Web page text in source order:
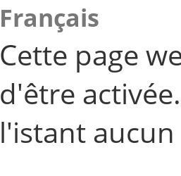
Français
Cette page
d'être
l'istant